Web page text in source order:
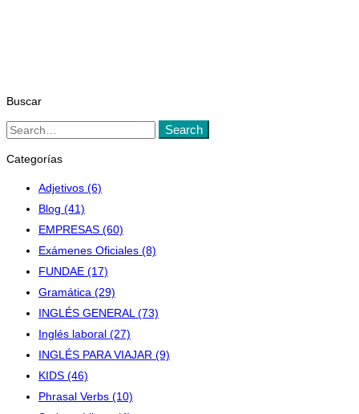
Buscar
Search
Search
Categorías
Adjetivos (6)
Blog (41)
EMPRESAS (60)
Exámenes Oficiales (8)
FUNDAE (17)
Gramática (29)
INGLÉS GENERAL (73)
Inglés laboral (27)
INGLÉS PARA VIAJAR (9)
KIDS (46)
Phrasal Verbs (10)